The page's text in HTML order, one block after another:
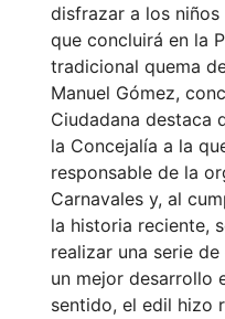
disfrazar a los
que concluirá en la
tradicional quema
Manuel Gómez,
Ciudadana destaca
la Concejalía a la
responsable de la
Carnavales y, al
la historia reciente,
realizar una serie
un mejor desarrollo
sentido, el edil hizo